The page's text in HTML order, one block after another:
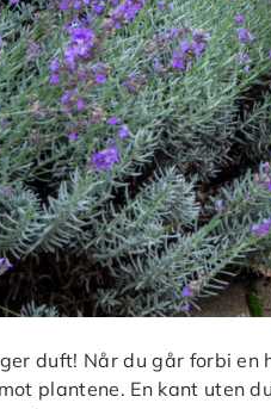
duft! Når du går forbi
plantene. En kant uten